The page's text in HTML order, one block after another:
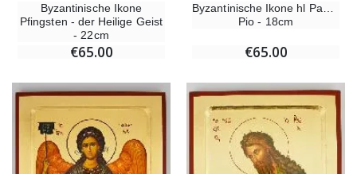
Byzantinische Ikone
Pfingsten - der Heilige Geist
- 22cm
€65.00
Byzantinische Ikone hl Padre
Pio - 18cm
€65.00